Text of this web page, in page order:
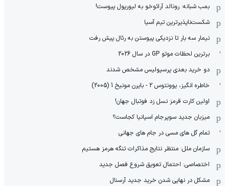
بمب شبانه: رونالد آرائوخو به لیورپول پیوست!
شکست‌ناپذیرترین تیم آسیا
نیمار سه بار تا نزدیکی پیوستن به رئال پیش رفت
برترین لحظات موتو GP در سال 2026
دو خرید بعدی پرسپولیس مشخص شدند
خاطره انگیز، یوونتوس 2 - بایرن مونیخ 1 (2005)
اولین کارت قرمز نسل زد فوتبال جهان!
میزبان جدید سوپرجام اسپانیا کجاست؟
تمام گل های مسی در جام های جهانی
سازمان ملل: منتظر نتایج مذاکرات تنگه هرمز هستیم
اختصاصی: احتمال تعویق شروع فصل جدید
مشکل در نهایی شدن خرید جدید آرسنال